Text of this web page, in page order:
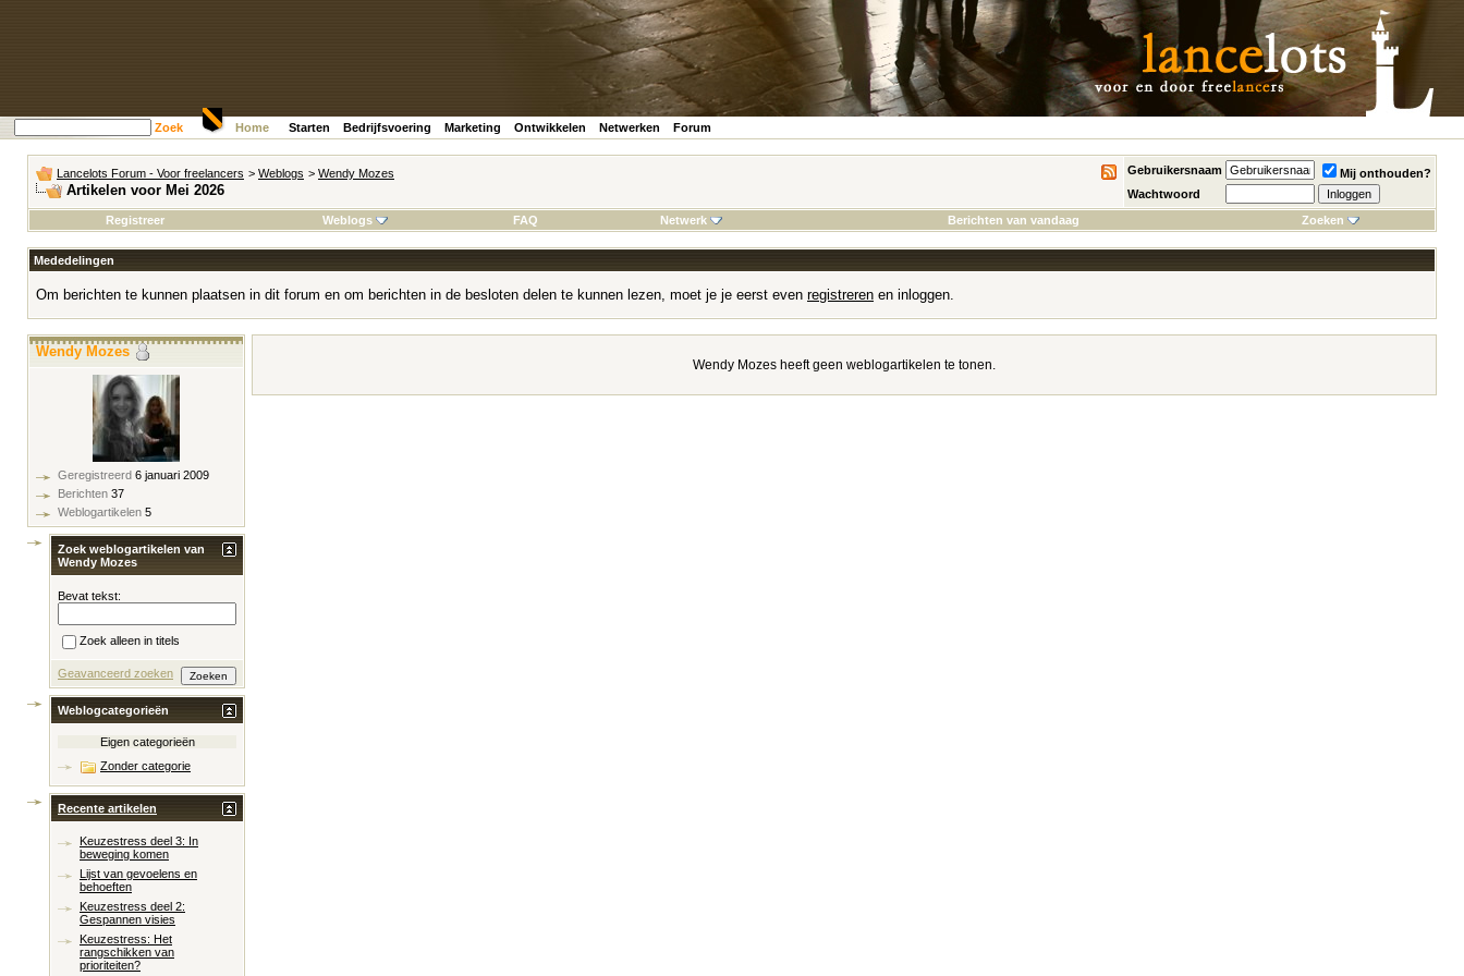
Zoek Home Starten Bedrijfsvoering Marketing Ontwikkelen Netwerken Forum
Lancelots Forum - Voor freelancers > Weblogs > Wendy Mozes
Artikelen voor Mei 2026
Gebruikersnaam
Mij onthouden?
Wachtwoord
Registreer
Weblogs FAQ Netwerk Berichten van vandaag Zoeken
Mededelingen
Om berichten te kunnen plaatsen in dit forum en om berichten in de besloten delen te kunnen lezen, moet je je eerst even registreren en inloggen.
Wendy Mozes heeft geen weblogartikelen te tonen.
Wendy Mozes
Geregistreerd 6 januari 2009
Berichten 37
Weblogartikelen 5
Zoek weblogartikelen van
Wendy Mozes
Bevat tekst:
Zoek alleen in titels
Geavanceerd zoeken
Weblogcategorieën
Eigen categorieën
Zonder categorie
Recente artikelen
Keuzestress deel 3: In
beweging komen
Lijst van gevoelens en
behoeften
Keuzestress deel 2:
Gespannen visies
Keuzestress: Het
rangschikken van
prioriteiten?